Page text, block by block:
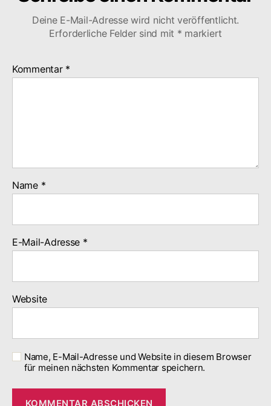
Deine E-Mail-Adresse wird nicht veröffentlicht.
Erforderliche Felder sind mit * markiert
Kommentar *
Name *
E-Mail-Adresse *
Website
Name, E-Mail-Adresse und Website in diesem Browser
für meinen nächsten Kommentar speichern.